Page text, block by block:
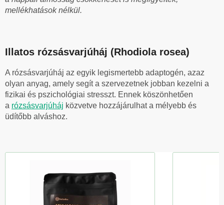
mellékhatások nélkül.
Illatos rózsásvarjúháj (Rhodiola rosea)
A rózsásvarjúháj az egyik legismertebb adaptogén, azaz
olyan anyag, amely segít a szervezetnek jobban kezelni a
fizikai és pszichológiai stresszt. Ennek köszönhetően
a rózsásvarjúháj közvetve hozzájárulhat a mélyebb és
üdítőbb alváshoz.